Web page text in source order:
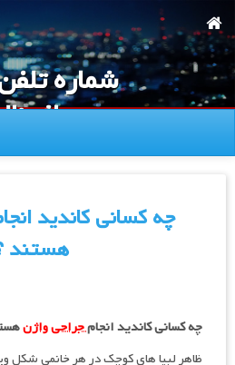
به
محتوای
اصلی
شماره
چه کسانی کاندید
هستند
چه کسانی کاندید انجامجراحی واژن
ظاهر لبیا های کوچک در هر خانمی شکل